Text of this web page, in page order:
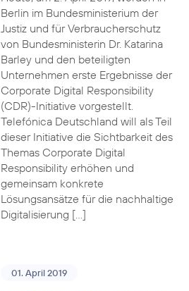
Berlin im Bundesministerium der
Justiz und für Verbraucherschutz
von Bundesministerin Dr. Katarina
Barley und den beteiligten
Unternehmen erste Ergebnisse der
Corporate Digital Responsibility
(CDR)-Initiative vorgestellt.
Telefónica Deutschland will als Teil
dieser Initiative die Sichtbarkeit des
Themas Corporate Digital
Responsibility erhöhen und
gemeinsam konkrete
Lösungsansätze für die nachhaltige
Digitalisierung […]
01. April 2019